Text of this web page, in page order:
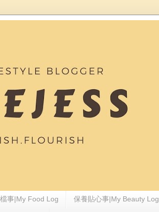
事|My Food Log 保養貼心事|My Beauty Log